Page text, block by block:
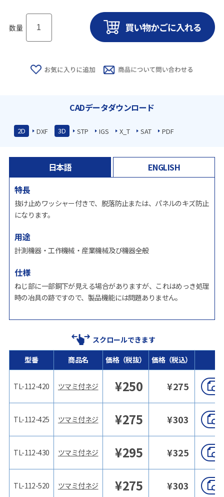
数量
CADデータダウンロード
2D DXF 3D STP IGS X_T SAT PDF
日本語
ENGLISH
特長
抜け止めワッシャー付きで、脱落防止または、パネルのキズ防止
になります。
用途
計測機器・工作機械・産業機械及び機器全般
仕様
ねじ部に一部銅下が見える場合がありますが、これはめっき処理
時の冶具の跡ですので、製品機能には問題ありません。
スクロールできます
型番
TL-112-420
TL-112-425
TL-112-430
TL-112-520
商品名 価格（税抜） 価格（税込）
ツマミ付ネジ ¥250 ¥275
ツマミ付ネジ ¥275 ¥303
ツマミ付ネジ ¥295 ¥325
ツマミ付ネジ ¥275 ¥303